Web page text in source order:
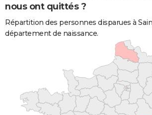
nous ont quittés ?
Répartition des personnes disparues à
département de naissance.